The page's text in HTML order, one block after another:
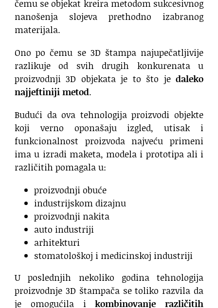
čemu se objekat kreira metodom sukcesivnog
nanošenja slojeva prethodno izabranog
materijala.
Ono po čemu se 3D štampa najupečatljivije
razlikuje od svih drugih konkurenata u
proizvodnji 3D objekata je to što je daleko
najjeftiniji metod.
Budući da ova tehnologija proizvodi objekte
koji verno oponašaju izgled, utisak i
funkcionalnost proizvoda najveću primeni
ima u izradi maketa, modela i prototipa ali i
različitih pomagala u:
proizvodnji obuće
industrijskom dizajnu
proizvodnji nakita
auto industriji
arhitekturi
stomatološkoj i medicinskoj industriji
U poslednjih nekoliko godina tehnologija
proizvodnje 3D štampača se toliko razvila da
je omogućila ikombinovanje različitih